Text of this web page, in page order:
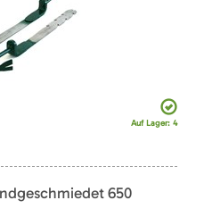
Auf Lager: 4
650